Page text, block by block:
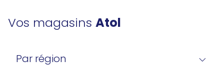
Vos magasins Atol
Par région